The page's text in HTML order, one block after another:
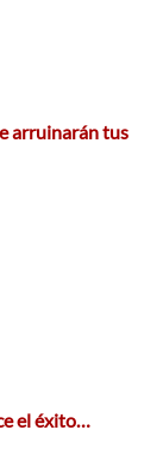
arruinarán tus
el éxito…